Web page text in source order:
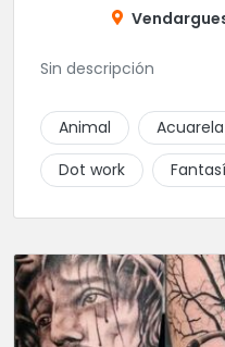
Sin descripción
Animal Acuarela
Dot work